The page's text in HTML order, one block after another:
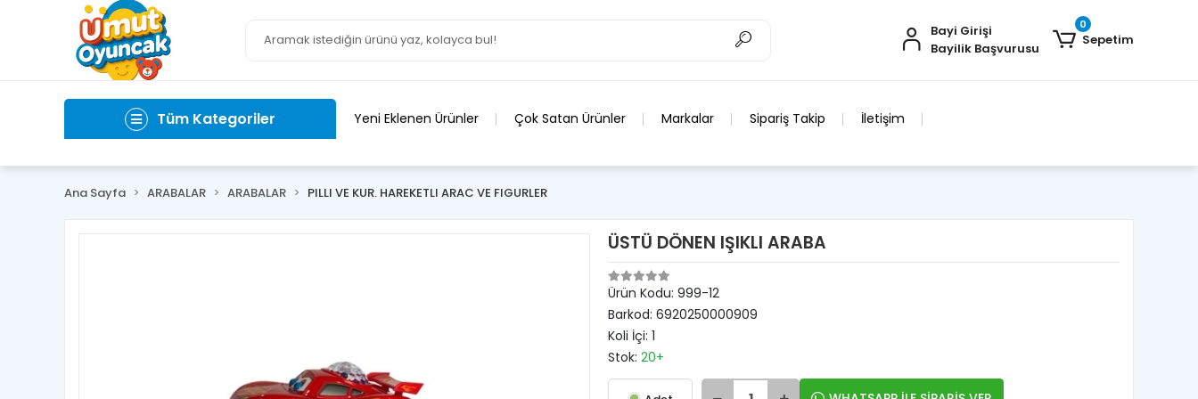
Bayi Girişi
Bayilik Başvurusu
0
Sepetim
Tüm Kategoriler Yeni Eklenen Ürünler Çok Satan Ürünler Markalar Sipariş Takip İletişim
Ana Sayfa ARABALAR ARABALAR PILLI VE KUR. HAREKETLI ARAC VE FIGURLER
ÜSTÜ DÖNEN IŞIKLI ARABA
Ürün Kodu: 999-12
Barkod: 6920250000909
Koli İçi: 1
Stok: 20+